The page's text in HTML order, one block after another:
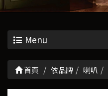
Menu
首頁 依品牌 喇叭